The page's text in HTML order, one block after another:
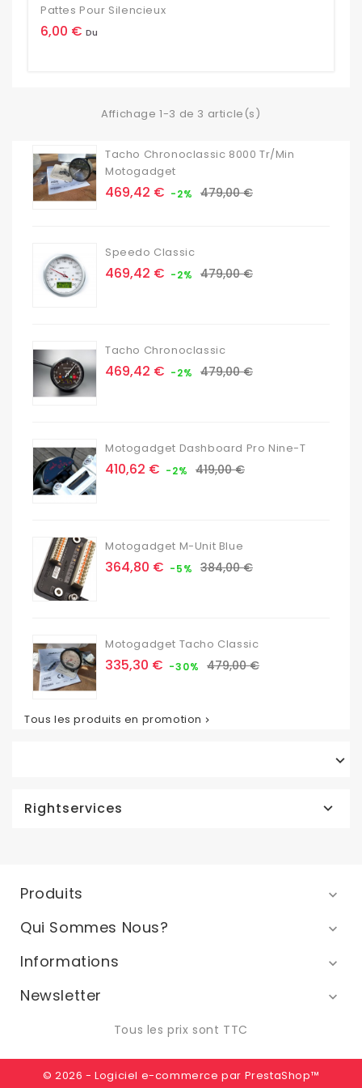
Pattes Pour Silencieux
Prix
6,00 € Du
Affichage 1-3 de 3 article(s)
Tacho Chronoclassic 8000 Tr/min
Motogadget
Prix
469,42 € -2% Prix
479,00 €
Speedo Classic
Prix
469,42 € -2% Prix
479,00 €
Tacho Chronoclassic
Prix
469,42 € -2% Prix
479,00 €
Motogadget Dashboard Pro Nine-T
Prix
410,62 € -2% Prix
419,00 €
Motogadget M-Unit Blue
Prix
364,80 € -5% Prix
384,00 €
Motogadget Tacho Classic
Prix
335,30 € -30% Prix
479,00 €
Tous les produits en promotion 

Rightservices 
Produits 
Qui Sommes Nous? 
Informations 
Newsletter

Tous les prix sont TTC
© 2026 - Logiciel e-commerce par PrestaShop™